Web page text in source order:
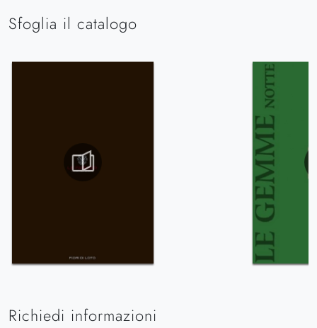
Sfoglia il catalogo
Richiedi informazioni